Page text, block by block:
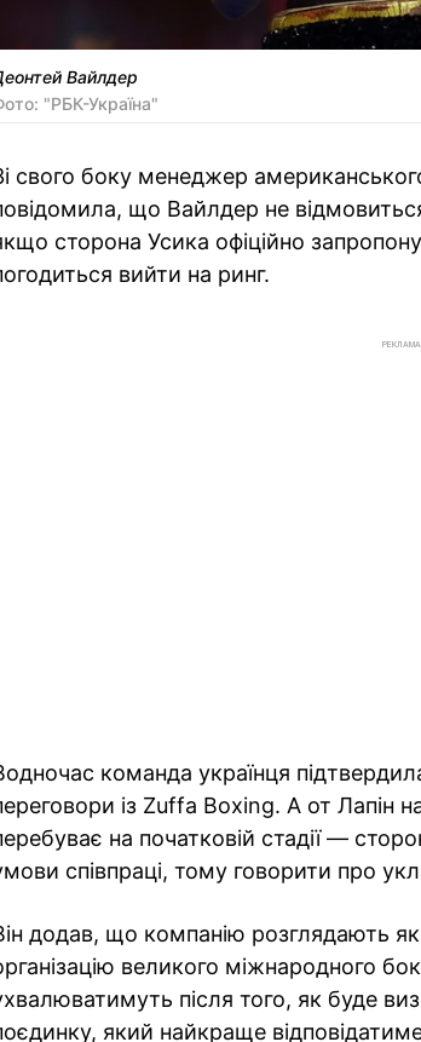
Вайлдер
"РБК-Україна"
свого боку менеджер
що Вайлдер не відмовиться
сторона Усика офіційно
вийти на ринг.
РЕКЛАМА
команда українця
із Zuffa Boxing. А от Лапін
на початковій стадії —
співпраці, тому говорити про
додав, що компанію розглядають
великого міжнародного
після того, як буде
який найкраще